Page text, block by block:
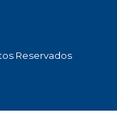
Reservados